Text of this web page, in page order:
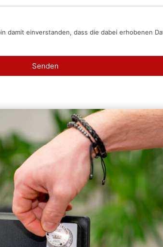
damit einverstanden, dass die dabei erhobenen
Senden